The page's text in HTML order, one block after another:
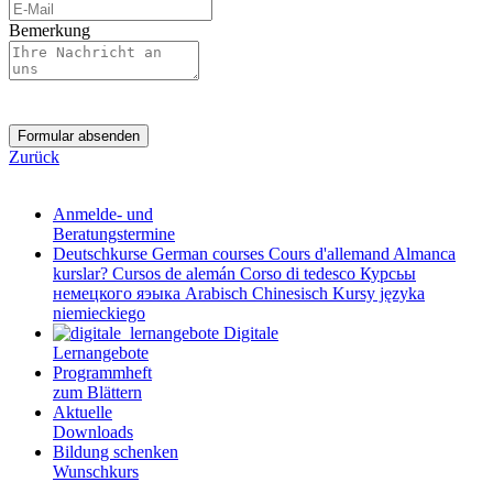
Bemerkung
Formular absenden
Zurück
Anmelde- und
Beratungstermine
Deutschkurse German courses Cours d'allemand Almanca
kurslar? Cursos de alemán Corso di tedesco Курсьы
немецкого яэыка Arabisch Chinesisch Kursy języka
niemieckiego
Digitale
Lernangebote
Programmheft
zum Blättern
Aktuelle
Downloads
Bildung schenken
Wunschkurs